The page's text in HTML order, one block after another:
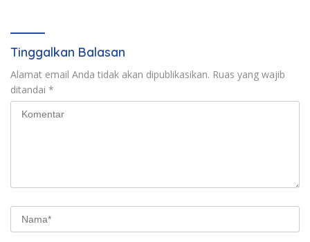
Tinggalkan Balasan
Alamat email Anda tidak akan dipublikasikan. Ruas yang wajib
ditandai *